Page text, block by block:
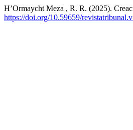
H’Ormaycht Meza , R. R. (2025).
https://doi.org/10.59659/